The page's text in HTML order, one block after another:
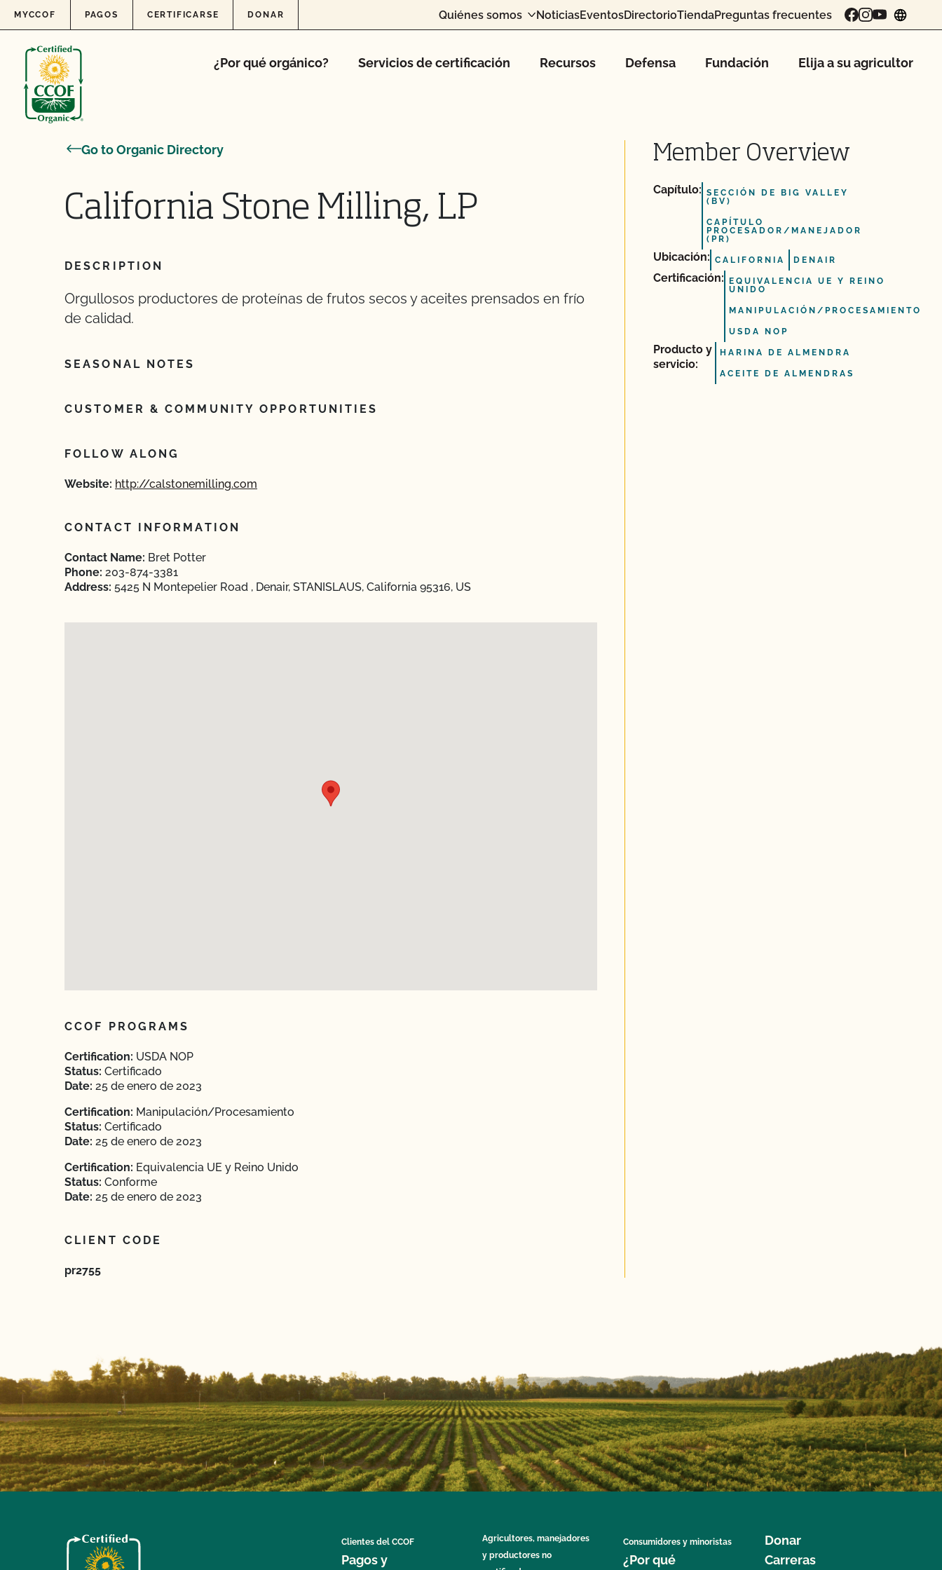
Skip to content
MYCCOF PAGOS CERTIFICARSE DONAR Quiénes somos NoticiasEventosDirectorioTiendaPreguntas frecuentes
¿Por qué orgánico? Servicios de certificación Recursos Defensa Fundación Elija a su agricultor
Go to Organic Directory
California Stone Milling, LP
DESCRIPTION
Orgullosos productores de proteínas de frutos secos y aceites prensados en frío
de calidad.
SEASONAL NOTES
CUSTOMER & COMMUNITY OPPORTUNITIES
FOLLOW ALONG
Website: http://calstonemilling.com
CONTACT INFORMATION
Contact Name: Bret Potter
Phone: 203-874-3381
Address: 5425 N Montepelier Road , Denair, STANISLAUS, California 95316, US
CCOF PROGRAMS
Certification: USDA NOP
Status: Certificado
Date: 25 de enero de 2023
Certification: Manipulación/Procesamiento
Status: Certificado
Date: 25 de enero de 2023
Certification: Equivalencia UE y Reino Unido
Status: Conforme
Date: 25 de enero de 2023
CLIENT CODE
pr2755
Member Overview
Capítulo: SECCIÓN DE BIG VALLEY
(BV)
CAPÍTULO
PROCESADOR/MANEJADOR
(PR)
Ubicación: CALIFORNIA DENAIR
Certificación:
EQUIVALENCIA UE Y REINO
UNIDO
MANIPULACIÓN/PROCESAMIENTO
USDA NOP
Producto y
servicio:
HARINA DE ALMENDRA
ACEITE DE ALMENDRAS
Clientes del CCOF
Pagos y
Agricultores, manejadores
y productores no
Consumidores y minoristas
¿Por qué
Donar
Carreras